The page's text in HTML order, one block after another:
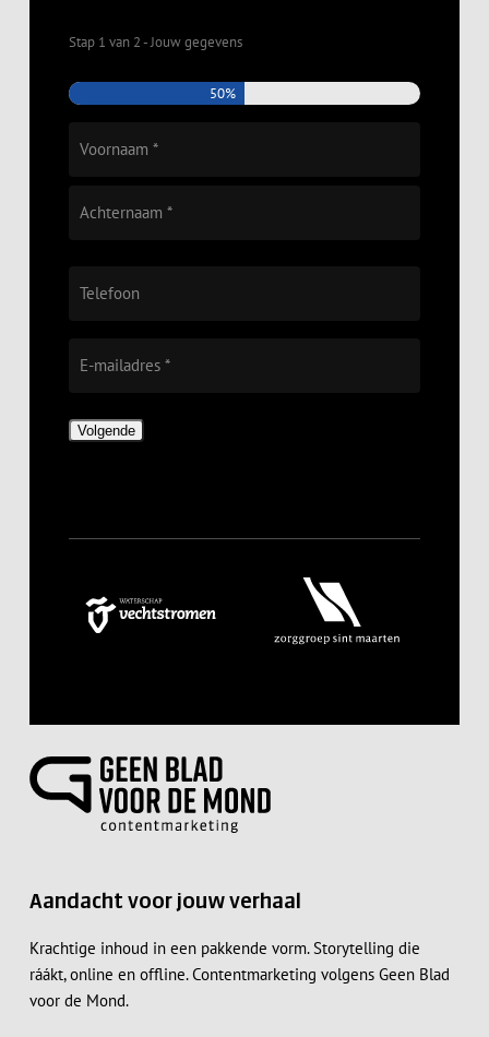
Stap 1 van 2- Jouw gegevens
50%
en
mailadres
Volgende
Aandacht voor jouw verhaal
Krachtige inhoud in een pakkende vorm. Storytelling die
ráákt, online en offline. Contentmarketing volgens Geen Blad
voor de Mond.